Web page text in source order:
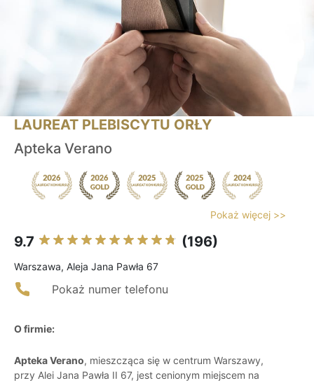
LAUREAT PLEBISCYTU ORŁY
Apteka Verano
Pokaż więcej >>
9.7 (196)
Warszawa, Aleja Jana Pawła 67
Pokaż numer telefonu
O firmie:
Apteka Verano, mieszcząca się w centrum Warszawy,
przy Alei Jana Pawła II 67, jest cenionym miejscem na